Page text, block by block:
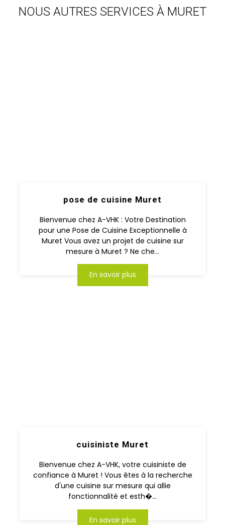
NOUS AUTRES SERVICES À MURET
pose de cuisine Muret
Bienvenue chez A-VHK : Votre Destination
pour une Pose de Cuisine Exceptionnelle à
Muret Vous avez un projet de cuisine sur
mesure à Muret ? Ne che...
En savoir plus
cuisiniste Muret
Bienvenue chez A-VHK, votre cuisiniste de
confiance à Muret ! Vous êtes à la recherche
d'une cuisine sur mesure qui allie
fonctionnalité et esth�...
En savoir plus